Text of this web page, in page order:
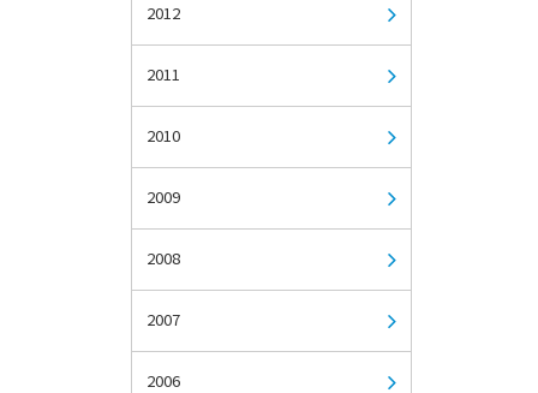
2012
2011
2010
2009
2008
2007
2006